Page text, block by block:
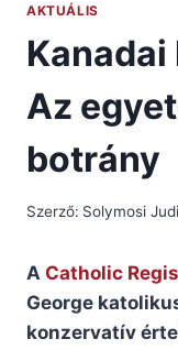
AKTUÁLIS
Az
botrány
Szerző: Solymosi
A Catholic
George
konzervatív